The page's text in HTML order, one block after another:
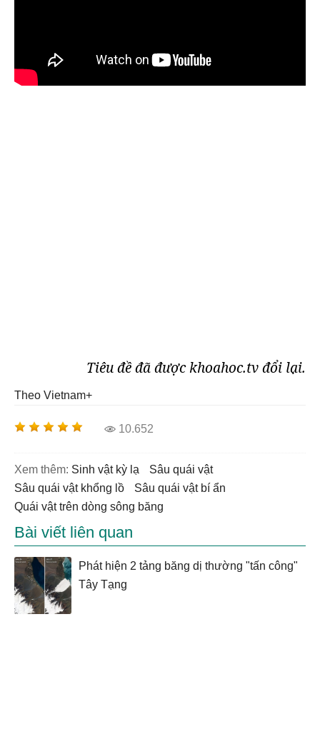
Tiêu đề đã được khoahoc.tv đổi lại.
Theo Vietnam+
10.652
Xem thêm: sinh vật kỳ lạ
sâu quái vật
sâu quái vật khổng lồ
sâu quái vật bí ẩn
quái vật trên dòng sông băng
Bài viết liên quan
Phát hiện 2 tảng băng dị thường "tấn công"
Tây Tạng